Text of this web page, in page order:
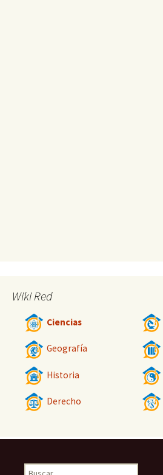
Wiki Red
Ciencias
Geografía
Historia
Derecho
Buscar: